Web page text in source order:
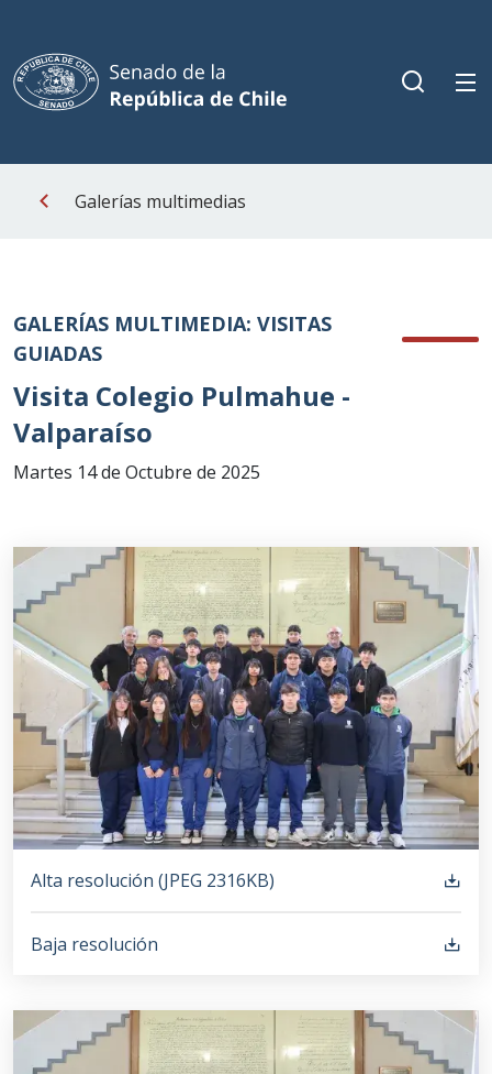
Galerías multimedias
GALERÍAS MULTIMEDIA: VISITAS
GUIADAS
Visita Colegio Pulmahue -
Valparaíso
Martes 14 de Octubre de 2025
Alta resolución (JPEG 2316KB)
Baja resolución